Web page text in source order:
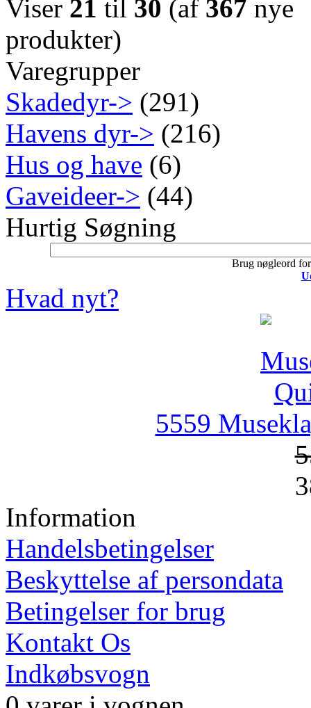
Viser 21 til 30 (af 367 nye
produkter)
Varegrupper
Skadedyr-> (291)
Havens dyr-> (216)
Hus og have (6)
Gaveideer-> (44)
Hurtig Søgning
Brug nøgleord
Hvad nyt?
5559
Information
Handelsbetingelser
Beskyttelse af persondata
Betingelser for brug
Kontakt Os
Indkøbsvogn